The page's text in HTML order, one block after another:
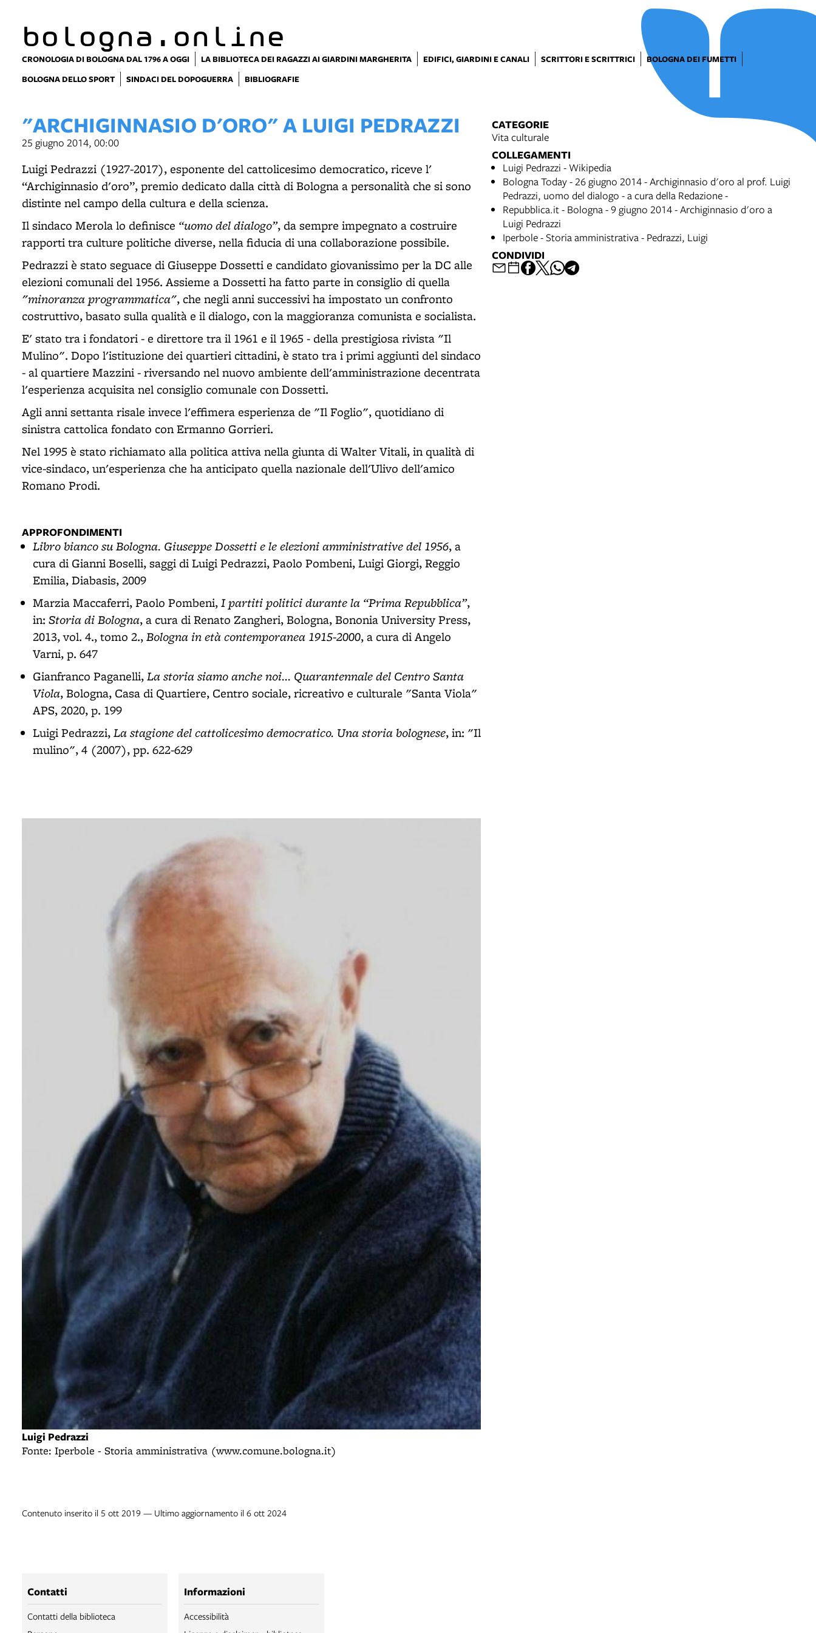
bologna.online
CRONOLOGIA DI BOLOGNA DAL 1796 A OGGI LA BIBLIOTECA DEI RAGAZZI AI GIARDINI MARGHERITA EDIFICI, GIARDINI E CANALI SCRITTORI E SCRITTRICI
BOLOGNA DEI FUMETTI
BOLOGNA DELLO SPORT
SINDACI DEL DOPOGUERRA BIBLIOGRAFIE
"ARCHIGINNASIO D'ORO" A LUIGI PEDRAZZI
25 giugno 2014, 00:00
Luigi Pedrazzi (1927-2017), esponente del cattolicesimo democratico, riceve l'
“Archiginnasio d'oro”, premio dedicato dalla città di Bologna a personalità che si sono
distinte nel campo della cultura e della scienza.
Il sindaco Merola lo definisce “uomo del dialogo”, da sempre impegnato a costruire
rapporti tra culture politiche diverse, nella fiducia di una collaborazione possibile.
Pedrazzi è stato seguace di Giuseppe Dossetti e candidato giovanissimo per la DC alle
elezioni comunali del 1956. Assieme a Dossetti ha fatto parte in consiglio di quella
"minoranza programmatica", che negli anni successivi ha impostato un confronto
costruttivo, basato sulla qualità e il dialogo, con la maggioranza comunista e socialista.
E' stato tra i fondatori - e direttore tra il 1961 e il 1965 - della prestigiosa rivista "Il
Mulino". Dopo l'istituzione dei quartieri cittadini, è stato tra i primi aggiunti del sindaco
- al quartiere Mazzini - riversando nel nuovo ambiente dell'amministrazione decentrata
l'esperienza acquisita nel consiglio comunale con Dossetti.
Agli anni settanta risale invece l'effimera esperienza de "Il Foglio", quotidiano di
sinistra cattolica fondato con Ermanno Gorrieri.
Nel 1995 è stato richiamato alla politica attiva nella giunta di Walter Vitali, in qualità di
vice-sindaco, un'esperienza che ha anticipato quella nazionale dell'Ulivo dell'amico
Romano Prodi.
APPROFONDIMENTI
Libro bianco su Bologna. Giuseppe Dossetti e le elezioni amministrative del 1956, a
cura di Gianni Boselli, saggi di Luigi Pedrazzi, Paolo Pombeni, Luigi Giorgi, Reggio
Emilia, Diabasis, 2009
Marzia Maccaferri, Paolo Pombeni,I partiti politici durante la “Prima Repubblica”,
in: Storia di Bologna, a cura di Renato Zangheri, Bologna, Bononia University Press,
2013, vol. 4., tomo 2.,Bologna in età contemporanea 1915-2000, a cura di Angelo
Varni, p. 647
Gianfranco Paganelli,La storia siamo anche noi... Quarantennale del Centro Santa
Viola, Bologna, Casa di Quartiere, Centro sociale, ricreativo e culturale "Santa Viola"
APS, 2020, p. 199
Luigi Pedrazzi,La stagione del cattolicesimo democratico. Una storia bolognese, in: "Il
mulino", 4 (2007), pp. 622-629
Luigi Pedrazzi
Fonte: Iperbole - Storia amministrativa (www.comune.bologna.it)
CATEGORIE
Vita culturale
COLLEGAMENTI
Luigi Pedrazzi - Wikipedia
Bologna Today - 26 giugno 2014 - Archiginnasio d'oro al prof. Luigi
Pedrazzi, uomo del dialogo - a cura della Redazione -
Repubblica.it - Bologna - 9 giugno 2014 - Archiginnasio d'oro a
Luigi Pedrazzi
Iperbole - Storia amministrativa - Pedrazzi, Luigi
CONDIVIDI
Contenuto inserito il 5 ott 2019 — Ultimo aggiornamento il 6 ott 2024
Contatti
Contatti della biblioteca
Informazioni
Accessibilità